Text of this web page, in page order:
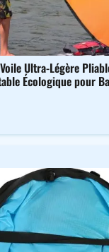
Ultra-Légère
Écologique pour